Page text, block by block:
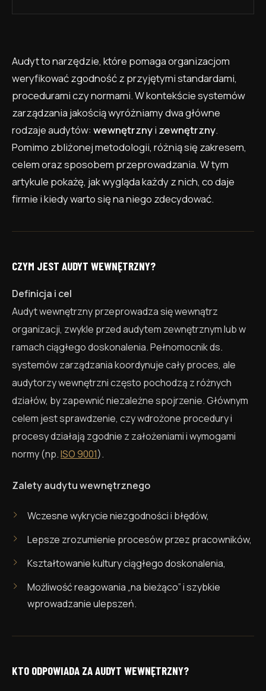
Audyt to narzędzie, które pomaga organizacjom
weryfikować zgodność z przyjętymi standardami,
procedurami czy normami. W kontekście systemów
zarządzania jakością wyróżniamy dwa główne
rodzaje audytów: wewnętrznyi zewnętrzny.
Pomimo zbliżonej metodologii, różnią się zakresem,
celem oraz sposobem przeprowadzania. W tym
artykule pokażę, jak wygląda każdy z nich, co daje
firmie i kiedy warto się na niego zdecydować.
CZYM JEST AUDYT WEWNĘTRZNY?
Definicja i cel
Audyt wewnętrzny przeprowadza się wewnątrz
organizacji, zwykle przed audytem zewnętrznym lub w
ramach ciągłego doskonalenia. Pełnomocnik ds.
systemów zarządzania koordynuje cały proces, ale
audytorzy wewnętrzni często pochodzą z różnych
działów, by zapewnić niezależne spojrzenie. Głównym
celem jest sprawdzenie, czy wdrożone procedury i
procesy działają zgodnie z założeniami i wymogami
normy (np.ISO 9001).
Zalety audytu wewnętrznego
Wczesne wykrycie niezgodności i błędów,
Lepsze zrozumienie procesów przez pracowników,
Kształtowanie kultury ciągłego doskonalenia,
Możliwość reagowania „na bieżąco” i szybkie
wprowadzanie ulepszeń.
KTO ODPOWIADA ZA AUDYT WEWNĘTRZNY?